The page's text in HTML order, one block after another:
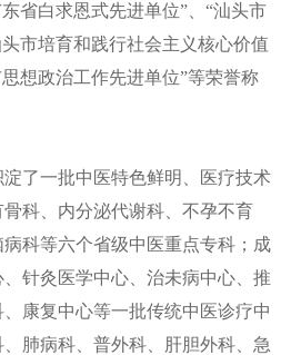
省白求恩式先进单位”、“汕头市
市培育和践行社会主义核心价值
想政治工作先进单位”等荣誉称
了一批中医特色鲜明、医疗技术
科、内分泌代谢科、不孕不育
科等六个省级中医重点专科；成
针灸医学中心、治未病中心、推
康复中心等一批传统中医诊疗中
肺病科、普外科、肝胆外科、急